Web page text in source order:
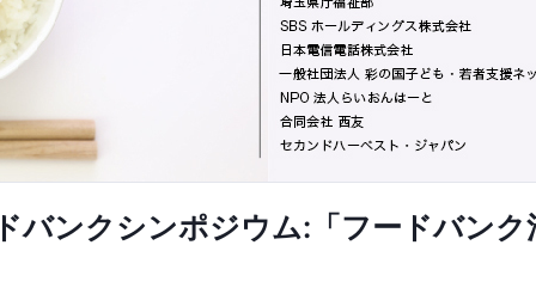
バンクシンポジウム:「フードバンク